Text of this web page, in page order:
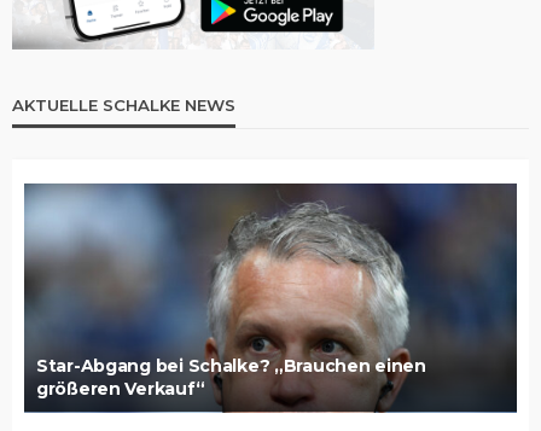
AKTUELLE SCHALKE NEWS
Star-Abgang bei Schalke? „Brauchen einen
größeren Verkauf“